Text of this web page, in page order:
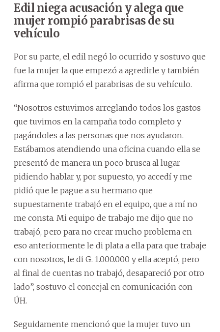
Edil niega acusación y alega que
mujer rompió parabrisas de su
vehículo
Por su parte, el edil negó lo ocurrido y sostuvo que
fue la mujer la que empezó a agredirle y también
afirma que rompió el parabrisas de su vehículo.
“Nosotros estuvimos arreglando todos los gastos
que tuvimos en la campaña todo completo y
pagándoles a las personas que nos ayudaron.
Estábamos atendiendo una oficina cuando ella se
presentó de manera un poco brusca al lugar
pidiendo hablar y, por supuesto, yo accedí y me
pidió que le pague a su hermano que
supuestamente trabajó en el equipo, que a mí no
me consta. Mi equipo de trabajo me dijo que no
trabajó, pero para no crear mucho problema en
eso anteriormente le di plata a ella para que trabaje
con nosotros, le di G. 1.000.000 y ella aceptó, pero
al final de cuentas no trabajó, desapareció por otro
lado”, sostuvo el concejal en comunicación con
ÚH.
Seguidamente mencionó que la mujer tuvo un